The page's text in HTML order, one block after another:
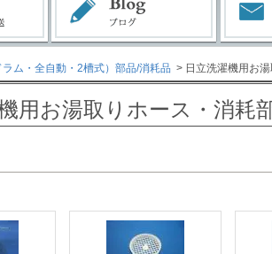
ム・全自動・2槽式）部品/消耗品 > 日立洗濯機用お
用お湯取りホース・消耗